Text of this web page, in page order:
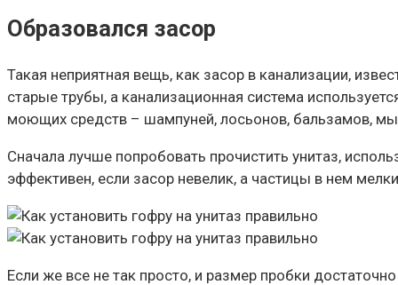
Образовался засор
Такая неприятная вещь, как засор в канализации,
старые трубы, а канализационная система
моющих средств – шампуней, лосьонов, бальзамов,
Сначала лучше попробовать прочистить унитаз,
эффективен, если засор невелик, а частицы в нем
Если же все не так просто, и размер пробки